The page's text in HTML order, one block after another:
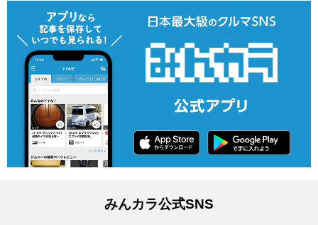
みんカラ公式SNS